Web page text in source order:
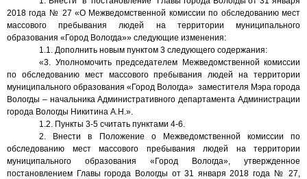
2018 года № 27 «О Межведомственной комиссии по обследованию мест
массового пребывания людей на территории муниципального
образования «Город Вологда»» следующие изменения:
1.1. Дополнить новым пунктом 3 следующего содержания:
«3. Уполномочить председателем Межведомственной комиссии
по обследованию мест массового пребывания людей на территории
муниципального образования «Город Вологда» заместителя Мэра города
Вологды – начальника Административного департамента Администрации
города Вологды Никитина А.Н.».
1.2. Пункты 3-5 считать пунктами 4-6.
2. Внести в Положение о Межведомственной комиссии по
обследованию мест массового пребывания людей на территории
муниципального образования «Город Вологда», утвержденное
постановлением Главы города Вологды от 31 января 2018 года № 27,